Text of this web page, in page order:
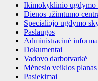
Ikimokyklinio ugdymo
Dienos užimtumo
Specialiojo ugdymo
Paslaugos
Administracinė
Dokumentai
Vadovo darbotvarkė
Mėnesio veiklos planas
Pasiekimai